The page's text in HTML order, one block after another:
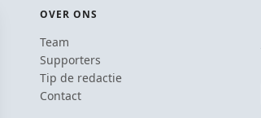
OVER ONS
Team
Supporters
Tip de redactie
Contact